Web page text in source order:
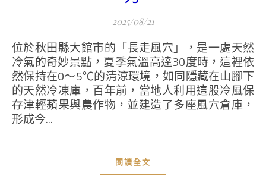
2025/08/21
位於秋田縣大館市的「長走風穴」，是一處天然
冷氣的奇妙景點，夏季氣溫高達30度時，這裡依
然保持在0～5℃的清涼環境，如同隱藏在山腳下
的天然冷凍庫，百年前，當地人利用這股冷風保
存津輕蘋果與農作物，並建造了多座風穴倉庫，
形成今...
閱讀全文